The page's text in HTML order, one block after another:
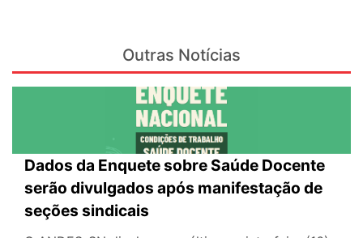
Outras Notícias
Dados da Enquete sobre Saúde Docente
serão divulgados após manifestação de
seções sindicais